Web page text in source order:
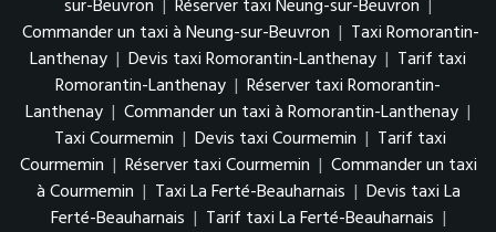
sur-Beuvron | Réserver taxi Neung-sur-Beuvron |
Commander un taxi à Neung-sur-Beuvron | Taxi Romorantin-
Lanthenay | Devis taxi Romorantin-Lanthenay | Tarif taxi
Romorantin-Lanthenay | Réserver taxi Romorantin-
Lanthenay | Commander un taxi à Romorantin-Lanthenay |
Taxi Courmemin | Devis taxi Courmemin | Tarif taxi
Courmemin | Réserver taxi Courmemin | Commander un taxi
à Courmemin | Taxi La Ferté-Beauharnais | Devis taxi La
Ferté-Beauharnais | Tarif taxi La Ferté-Beauharnais |